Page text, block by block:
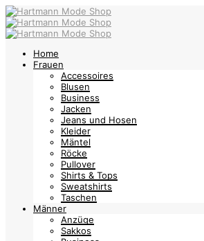
Home
Frauen
Accessoires
Blusen
Business
Jacken
Jeans und Hosen
Kleider
Mäntel
Röcke
Pullover
Shirts & Tops
Sweatshirts
Taschen
Männer
Anzüge
Sakkos